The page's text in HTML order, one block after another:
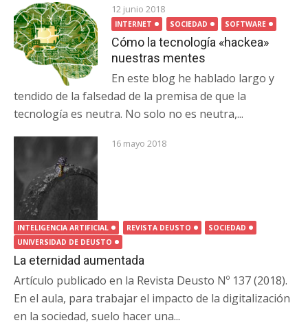
12 junio 2018
INTERNET SOCIEDAD SOFTWARE
Cómo la tecnología «hackea»
nuestras mentes
En este blog he hablado largo y
tendido de la falsedad de la premisa de que la
tecnología es neutra. No solo no es neutra,...
16 mayo 2018
INTELIGENCIA ARTIFICIAL REVISTA DEUSTO
SOCIEDAD
UNIVERSIDAD DE DEUSTO
La eternidad aumentada
Artículo publicado en la Revista Deusto Nº 137 (2018).
En el aula, para trabajar el impacto de la digitalización
en la sociedad, suelo hacer una...